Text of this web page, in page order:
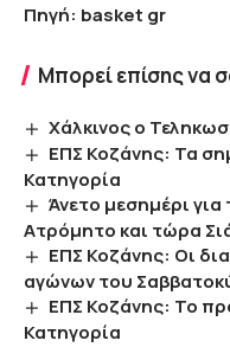
Πηγή: basket gr
Μπορεί επίσης να
Χάλκινος ο
ΕΠΣ Κοζάνης: Τα
Κατηγορία
Άνετο μεσημέρι
Ατρόμητο και τώρα
ΕΠΣ Κοζάνης: Οι
αγώνων του
ΕΠΣ Κοζάνης: Το
Κατηγορία